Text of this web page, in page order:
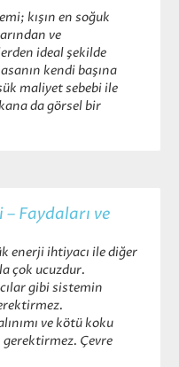
kışın en soğuk
ve
ideal şekilde
kendi başına
maliyet sebebi ile
da görsel bir
Faydaları ve
enerji ihtiyacı ile diğer
çok ucuzdur.
gibi sistemin
ve kötü koku
gerektirmez. Çevre